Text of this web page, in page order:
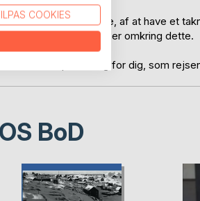
af bøn, af at tilgive, af at have et
mine egne oplevelser omkring dette.
så stor en opmuntring for dig, som
BoD
COOKIES